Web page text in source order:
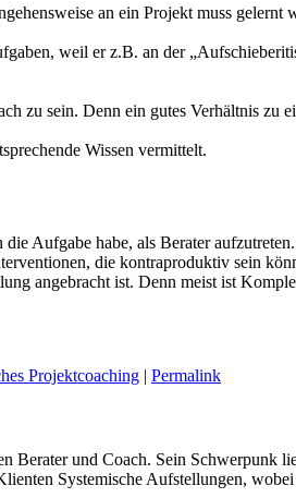
an ein Projekt muss gelernt
weil er z.B. an der
zu sein. Denn ein gutes Verhältnis zu
Wissen vermittelt.
Aufgabe habe, als Berater
die kontraproduktiv sein
angebracht ist. Denn meist ist
Projektcoaching | Permalink
Berater und Coach. Sein Schwerpunk
Systemische Aufstellungen,